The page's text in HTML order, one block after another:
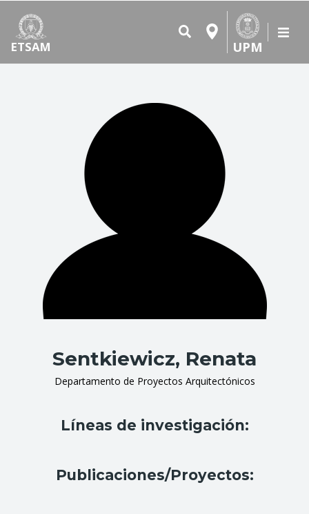
ETSAM UPM
Sentkiewicz, Renata
Departamento de Proyectos Arquitectónicos
Líneas de investigación:
Publicaciones/Proyectos: